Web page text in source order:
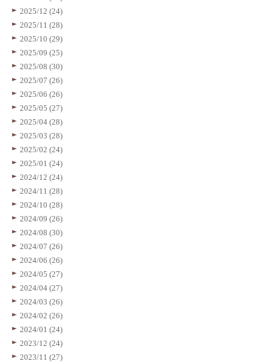
2025/12 (24)
2025/11 (28)
2025/10 (29)
2025/09 (25)
2025/08 (30)
2025/07 (26)
2025/06 (26)
2025/05 (27)
2025/04 (28)
2025/03 (28)
2025/02 (24)
2025/01 (24)
2024/12 (24)
2024/11 (28)
2024/10 (28)
2024/09 (26)
2024/08 (30)
2024/07 (26)
2024/06 (26)
2024/05 (27)
2024/04 (27)
2024/03 (26)
2024/02 (26)
2024/01 (24)
2023/12 (24)
2023/11 (27)